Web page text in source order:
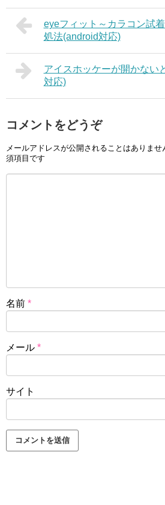
eyeフィット～カラコン試
処法(android対応)
アイスホッケーが開かない
対応)
コメントをどうぞ
メールアドレスが公開されることはありませ
須項目です
名前 *
メール *
サイト